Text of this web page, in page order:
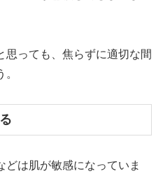
思っても、焦らずに適切な間
は肌が敏感になっていま